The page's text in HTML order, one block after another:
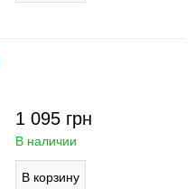
1 095 грн
В наличии